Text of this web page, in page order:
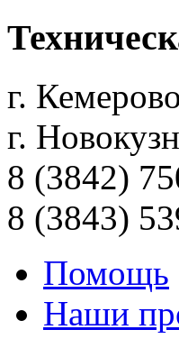
г.
г.
8 (3842)
8 (3843)
Помощь
Наши